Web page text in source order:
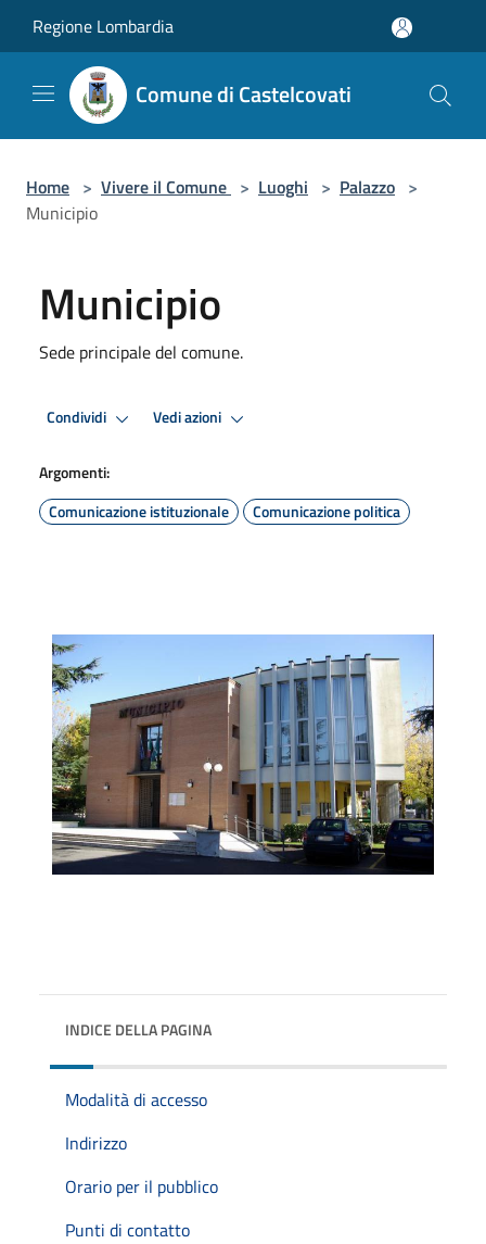
Regione Lombardia
Comune di Castelcovati
Home > Vivere il Comune > Luoghi > Palazzo >
Municipio
Municipio
Sede principale del comune.
Condividi Vedi azioni
Argomenti:
Comunicazione istituzionale
Comunicazione politica
INDICE DELLA PAGINA
Modalità di accesso
Indirizzo
Orario per il pubblico
Punti di contatto